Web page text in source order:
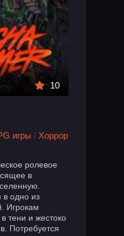
10
игры / Хоррор
ролевое
в
в одно из
Игрокам
тени и жестоко
Потребуется